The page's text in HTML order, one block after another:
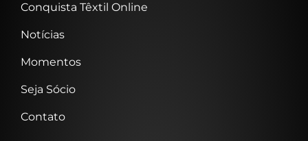
Conquista Têxtil Online
Notícias
Momentos
Seja Sócio
Contato